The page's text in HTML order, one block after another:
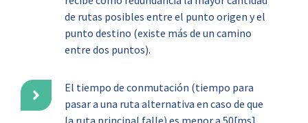
de rutas posibles entre el punto origen y el
punto destino (existe más de un camino
entre dos puntos).​
El tiempo de conmutación (tiempo para
pasar a una ruta alternativa en caso de que
la ruta principal falle) es menor a 50[ms].